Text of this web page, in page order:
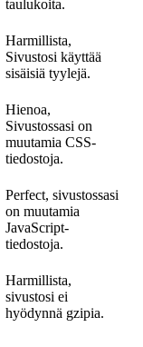
taulukoita.
Harmillista,
Sivustosi käyttää
sisäisiä tyylejä.
Hienoa,
Sivustossasi on
muutamia CSS-
tiedostoja.
Perfect, sivustossasi
on muutamia
JavaScript-
tiedostoja.
Harmillista,
sivustosi ei
hyödynnä gzipia.